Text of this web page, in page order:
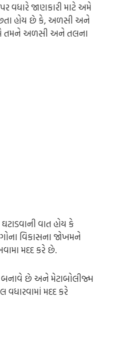
વધારે જાણકારી માટે અમે
હોય છે કે, અળસી અને
તમને અળસી અને તલના
વાત હોય કે
વિકાસના જોખમને
મદદ કરે છે.
બનાવે છે અને મેટાબોલીજ્મ
મદદ કરે